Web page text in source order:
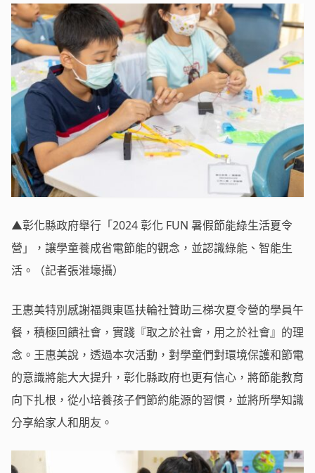
▲彰化縣政府舉行「2024 彰化 FUN 暑假節能綠生活夏令
營」，讓學童養成省電節能的觀念，並認識綠能、智能生
活。（記者張溎壕攝）
王惠美特別感謝福興東區扶輪社贊助三梯次夏令營的學員午
餐，積極回饋社會，實踐『取之於社會，用之於社會』的理
念。王惠美說，透過本次活動，對學童們對環境保護和節電
的意識將能大大提升，彰化縣政府也更有信心，將節能教育
向下扎根，從小培養孩子們節約能源的習慣，並將所學知識
分享給家人和朋友。